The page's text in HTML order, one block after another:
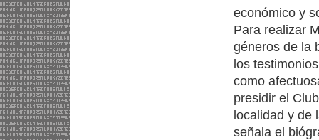
económico y
Para realizar
géneros de la
los
como
presidir el
localidad y de
señala el